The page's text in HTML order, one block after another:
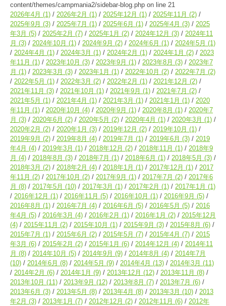
content/themes/campmania2/sidebar-blog.php on line 21
2026年4月 (1) 2026年2月 (1) 2025年12月 (1) 2025年11月 (2)
2025年9月 (3) 2025年7月 (1) 2025年6月 (1) 2025年4月 (3)
2025
年3月 (5) 2025年2月 (7) 2025年1月 (2) 2024年12月 (3)
2024年11
月 (3) 2024年10月 (1) 2024年9月 (2) 2024年6月 (1) 2024年5月 (1)
2024年4月 (1) 2024年3月 (1) 2024年2月 (1) 2024年1月 (2)
2023
年11月 (1) 2023年10月 (3) 2023年9月 (1) 2023年8月 (3)
2023年7
月 (1) 2023年3月 (3) 2023年1月 (1) 2022年10月 (2) 2022年7月 (2)
2022年5月 (1) 2022年3月 (2) 2022年2月 (1) 2021年12月 (2)
2021年11月 (3) 2021年10月 (1) 2021年9月 (1) 2021年7月 (2)
2021年5月 (1) 2021年4月 (1) 2021年3月 (1) 2021年1月 (1)
2020
年11月 (1) 2020年10月 (4) 2020年9月 (1) 2020年8月 (1)
2020年7
月 (3) 2020年6月 (2) 2020年5月 (2) 2020年4月 (1) 2020年3月 (1)
2020年2月 (2) 2020年1月 (3) 2019年12月 (2) 2019年10月 (1)
2019年9月 (2) 2019年8月 (4) 2019年7月 (1) 2019年6月 (3)
2019
年4月 (4) 2019年3月 (1) 2018年12月 (2) 2018年11月 (1)
2018年9
月 (4) 2018年8月 (3) 2018年7月 (1) 2018年6月 (1) 2018年5月 (3)
2018年3月 (2) 2018年2月 (4) 2018年1月 (1) 2017年12月 (1)
2017
年11月 (2) 2017年10月 (2) 2017年9月 (1) 2017年7月 (2)
2017年6
月 (8) 2017年5月 (10) 2017年3月 (1) 2017年2月 (1) 2017年1月 (1)
2016年12月 (1) 2016年11月 (5) 2016年10月 (1) 2016年9月 (5)
2016年8月 (1) 2016年7月 (4) 2016年6月 (5) 2016年5月 (5)
2016
年4月 (5) 2016年3月 (4) 2016年2月 (1) 2016年1月 (2)
2015年12月
(4)
2015年11月 (2) 2015年10月 (1) 2015年9月 (3) 2015年8月 (6)
2015年7月 (1) 2015年6月 (2) 2015年5月 (7) 2015年4月 (7)
2015
年3月 (6) 2015年2月 (2) 2015年1月 (6) 2014年12月 (4)
2014年11
月 (8) 2014年10月 (5) 2014年9月 (9) 2014年8月 (4)
2014年7月
(10)
2014年6月 (8) 2014年5月 (9) 2014年4月 (13) 2014年3月 (11)
2014年2月 (6) 2014年1月 (9) 2013年12月 (12) 2013年11月 (8)
2013年10月 (11) 2013年9月 (12) 2013年8月 (7) 2013年7月 (6)
2013年6月 (3) 2013年5月 (8) 2013年4月 (8) 2013年3月 (10)
2013
年2月 (3) 2013年1月 (7) 2012年12月 (2) 2012年11月 (6)
2012年